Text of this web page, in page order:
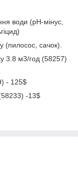
води (pH-мінус,
(пилосос, сачок).
3.8 м3/год (58257)
- 125$
-13$